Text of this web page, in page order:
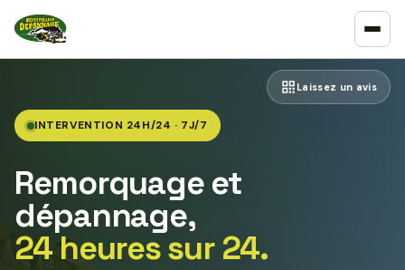
Laissez un avis
INTERVENTION 24H/24 · 7J/7
Remorquage et
dépannage,
24 heures sur 24.